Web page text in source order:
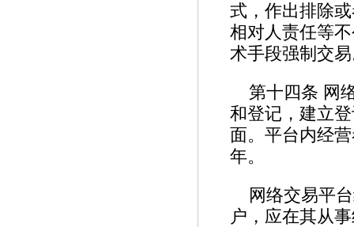
式，作出排除
相对人责任等
术手段强制交
第十四条 网
和登记，建立
面。平台内经
年。
网络交易平
户，应在其从